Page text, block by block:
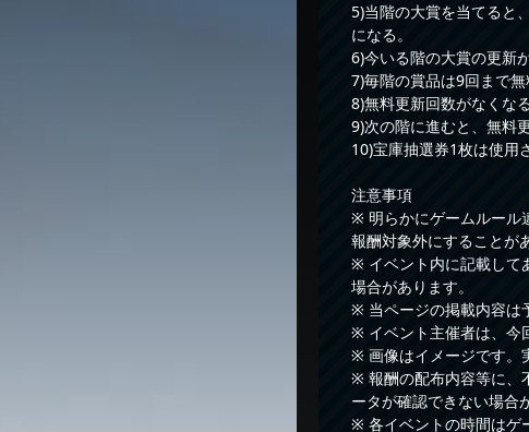
5)当階の大賞を当てると
になる。
6)今いる階の大賞の更新
7)毎階の賞品は9回まで無
8)無料更新回数がなくな
9)次の階に進むと、無料
10)宝庫抽選券1枚は使用
注意事項
※ 明らかにゲームルール
報酬対象外にすることが
※ イベント内に記載して
場合があります。
※ 当ページの掲載内容は
※ イベント主催者は、今
※ 画像はイメージです。
※ 報酬の配布内容等に、
ータが確認できない場合
※ 各イベントの時間はゲ